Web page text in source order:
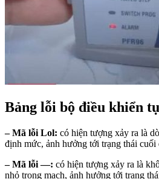
Bảng lỗi bộ điều khiển
– Mã lỗi Lol: có hiện tượng xảy ra là
định mức, ảnh hưởng tới trạng thái cuối
– Mã lỗi —: có hiện tượng xảy ra là
nhỏ trong mạch, ảnh hưởng tới trạng